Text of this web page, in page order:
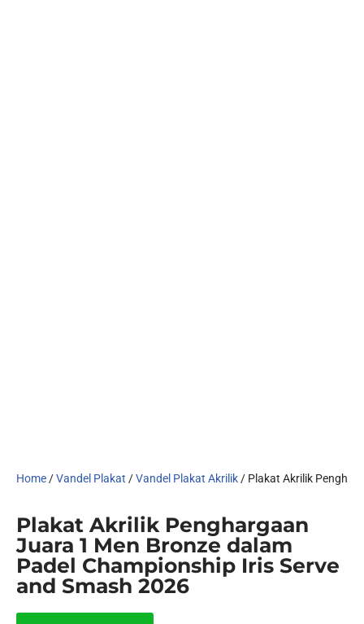
Home/Vandel Plakat /Vandel Plakat Akrilik/ Plakat Akrilik
Plakat Akrilik Penghargaan
Juara 1 Men Bronze dalam
Padel Championship Iris Serve
and Smash 2026